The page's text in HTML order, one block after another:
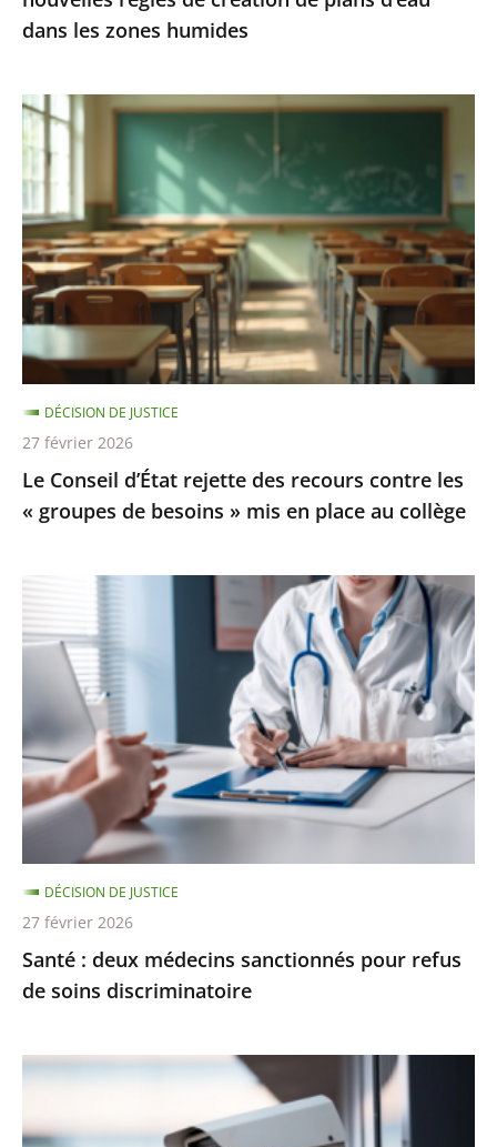
dans
zones
humides
dans les zones humides
Le
Conseil
d’État
rejette
des
recours
contre
les
«
groupes
de
besoins
»
mis
place
collège
Le Conseil d’État rejette des recours contre les
« groupes de besoins » mis en place au collège
DÉCISION DE JUSTICE
27 février 2026
:
deux
médecins
sanctionnés
pour
refus
de
soins
discriminatoire
Santé : deux médecins sanctionnés pour refus
de soins discriminatoire
DÉCISION DE JUSTICE
27 février 2026
le